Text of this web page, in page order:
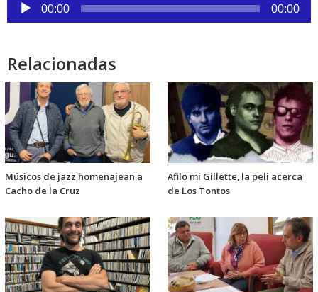
audio
00:00 00:00
Relacionadas
Músicos de jazz homenajean a
Cacho de la Cruz
Afilo mi Gillette, la peli acerca
de Los Tontos